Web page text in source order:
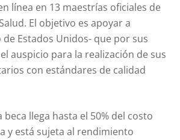
línea en 13 maestrías oficiales de
El objetivo es apoyar a
Estados Unidos- que por sus
auspicio para la realización de sus
con estándares de calidad
llega hasta el 50% del costo
y está sujeta al rendimiento